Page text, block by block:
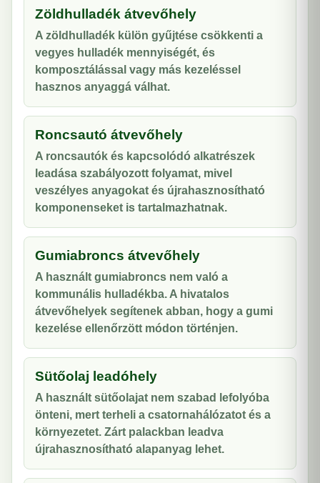
Zöldhulladék átvevőhely
A zöldhulladék külön gyűjtése csökkenti a
vegyes hulladék mennyiségét, és
komposztálással vagy más kezeléssel
hasznos anyaggá válhat.
Roncsautó átvevőhely
A roncsautók és kapcsolódó alkatrészek
leadása szabályozott folyamat, mivel
veszélyes anyagokat és újrahasznosítható
komponenseket is tartalmazhatnak.
Gumiabroncs átvevőhely
A használt gumiabroncs nem való a
kommunális hulladékba. A hivatalos
átvevőhelyek segítenek abban, hogy a gumi
kezelése ellenőrzött módon történjen.
Sütőolaj leadóhely
A használt sütőolajat nem szabad lefolyóba
önteni, mert terheli a csatornahálózatot és a
környezetet. Zárt palackban leadva
újrahasznosítható alapanyag lehet.